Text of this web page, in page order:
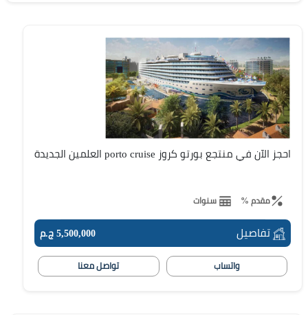
احجز الآن في منتجع بورتو كروز porto cruise العلمين الجديدة
مقدم % سنوات
تفاصيل 5,500,000 ج.م
واتساب تواصل معنا